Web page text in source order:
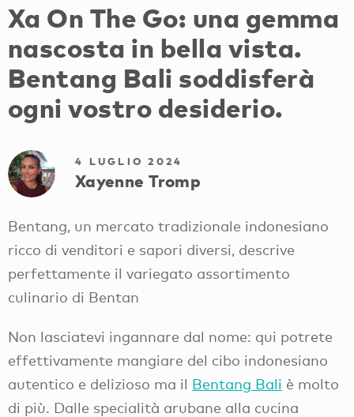
Xa On The Go: una gemma
nascosta in bella vista.
Bentang Bali soddisferà
ogni vostro desiderio.
4 LUGLIO 2024
Xayenne Tromp
Bentang, un mercato tradizionale indonesiano
ricco di venditori e sapori diversi, descrive
perfettamente il variegato assortimento
culinario di Bentan
Non lasciatevi ingannare dal nome: qui potrete
effettivamente mangiare del cibo indonesiano
autentico e delizioso ma il Bentang Bali è molto
di più. Dalle specialità arubane alla cucina